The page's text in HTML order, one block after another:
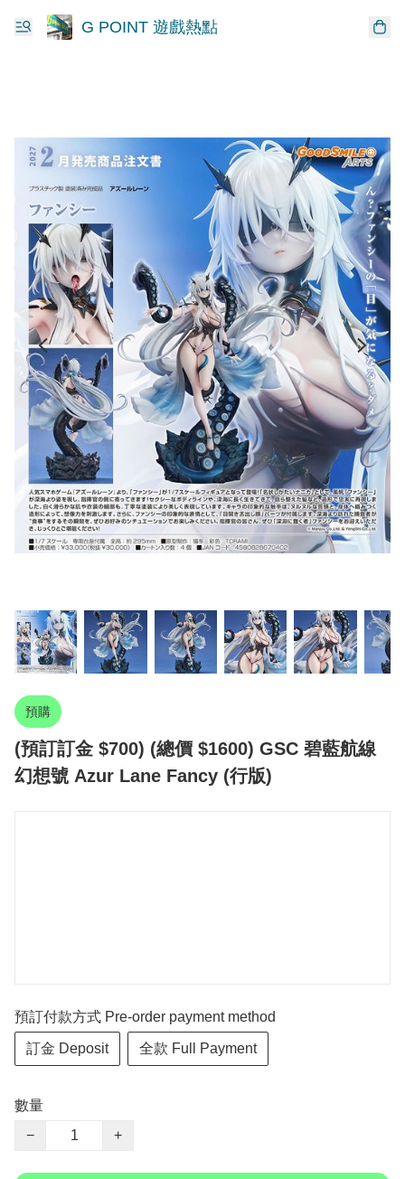
G POINT 遊戲熱點
預購
(預訂訂金 $700) (總價 $1600) GSC 碧藍航線
幻想號 Azur Lane Fancy (行版)
預訂付款方式 Pre-order payment method
訂金 Deposit 全款 Full Payment
數量
−
+